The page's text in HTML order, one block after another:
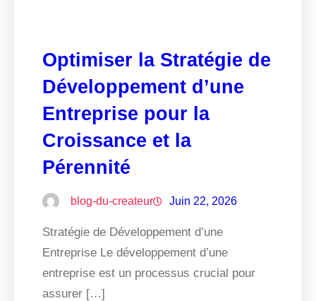
Optimiser la Stratégie de
Développement d’une
Entreprise pour la
Croissance et la
Pérennité
blog-du-createur Juin 22, 2026
Stratégie de Développement d’une
Entreprise Le développement d’une
entreprise est un processus crucial pour
assurer […]